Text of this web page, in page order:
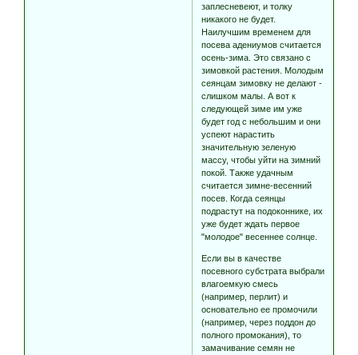
заплесневеют, и толку
никакого не будет.
Наилучшим временем для
посева адениумов считается
осень-зима. Это связано с
зимовкой растения. Молодым
сеянцам зимовку не делают -
слишком малы. А вот к
следующей зиме им уже
будет год с небольшим и они
успеют нарастить
значительную зеленую
массу, чтобы уйти на зимний
покой. Также удачным
считается зимне-весенний
посев. Когда сеянцы
подрастут на подоконнике, их
уже будет ждать первое
"молодое" весеннее солнце.
Если вы в качестве
посевного субстрата выбрали
влагоемкую смесь
(например, перлит) и
основательно ее промочили
(например, через поддон до
полного промокания), то
замачивание семян не